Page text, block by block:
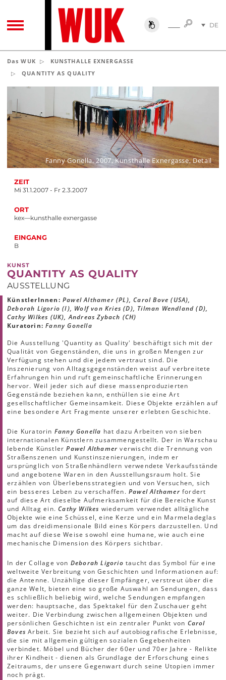
TOGGLE NAVIGATIONSUCHESUCHE
DE
Das WUK
KUNSTHALLE EXNERGASSE
QUANTITY AS QUALITY
ZEIT
Mi 31.1.2007 - Fr 2.3.2007
ORT
kex—kunsthalle exnergasse
EINGANG
B
Fanny Gonella, 2007, Kunsthalle Exnergasse, Detail
KUNST
QUANTITY AS QUALITY
AUSSTELLUNG
KünstlerInnen: Pawel Althamer (PL), Carol Bove (USA),
Deborah Ligorio (I), Wolf von Kries (D), Tilman Wendland (D),
Cathy Wilkes (UK), Andreas Zybach (CH)
Kuratorin: Fanny Gonella
Die Ausstellung 'Quantity as Quality' beschäftigt sich mit der
Qualität von Gegenständen, die uns in großen Mengen zur
Verfügung stehen und die jedem vertraut sind. Die
Inszenierung von Alltagsgegenständen weist auf verbreitete
Erfahrungen hin und ruft gemeinschaftliche Erinnerungen
hervor. Weil jeder sich auf diese massenproduzierten
Gegenstände beziehen kann, enthüllen sie eine Art
gesellschaftlicher Gemeinsamkeit. Diese Objekte erzählen auf
eine besondere Art Fragmente unserer erlebten Geschichte.
Die Kuratorin Fanny Gonella hat dazu Arbeiten von sieben
internationalen Künstlern zusammengestellt. Der in Warschau
lebende KünstlerPawel Althamer verwischt die Trennung von
Straßenszenen und Kunstinszenierungen, indem er
ursprünglich von Straßenhändlern verwendete Verkaufsstände
und angebotene Waren in den Ausstellungsraum holt. Sie
erzählen von Überlebensstrategien und von Versuchen, sich
ein besseres Leben zu verschaffen. Pawel Althamerfordert
auf diese Art dieselbe Aufmerksamkeit für die Bereiche Kunst
und Alltag ein.Cathy Wilkes wiederum verwendet alltägliche
Objekte wie eine Schüssel, eine Kerze und ein Marmeladeglas
um das dreidimensionale Bild eines Körpers darzustellen. Und
macht auf diese Weise sowohl eine humane, wie auch eine
mechanische Dimension des Körpers sichtbar.
In der Collage von Deborah Ligorio taucht das Symbol für eine
weltweite Verbreitung von Geschichten und Informationen auf:
die Antenne. Unzählige dieser Empfänger, verstreut über die
ganze Welt, bieten eine so große Auswahl an Sendungen, dass
es schließlich beliebig wird, welche Sendungen empfangen
werden: hauptsache, das Spektakel für den Zuschauer geht
weiter. Die Verbindung zwischen allgemeinen Objekten und
persönlichen Geschichten ist ein zentraler Punkt von Carol
Boves Arbeit. Sie bezieht sich auf autobiografische Erlebnisse,
die sie mit allgemein gültigen sozialen Gegebenheiten
verbindet. Möbel und Bücher der 60er und 70er Jahre - Relikte
ihrer Kindheit - dienen als Grundlage der Erforschung eines
Zeitraums, der unsere Gegenwart durch seine Utopien immer
noch prägt.